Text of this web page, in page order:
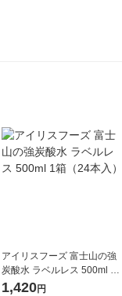
アイリスフーズ 富士山の強
炭酸水 ラベルレス 500ml 1
箱（24本入）
1,420円